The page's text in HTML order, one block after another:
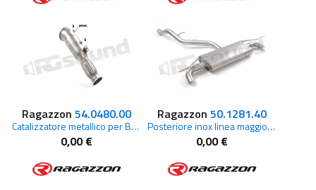
Ragazzon 54.0480.00
Catalizzatore metallico per BMW
0,00 €
Ragazzon 50.1281.40
Posteriore inox linea maggiorata per Audi
0,00 €